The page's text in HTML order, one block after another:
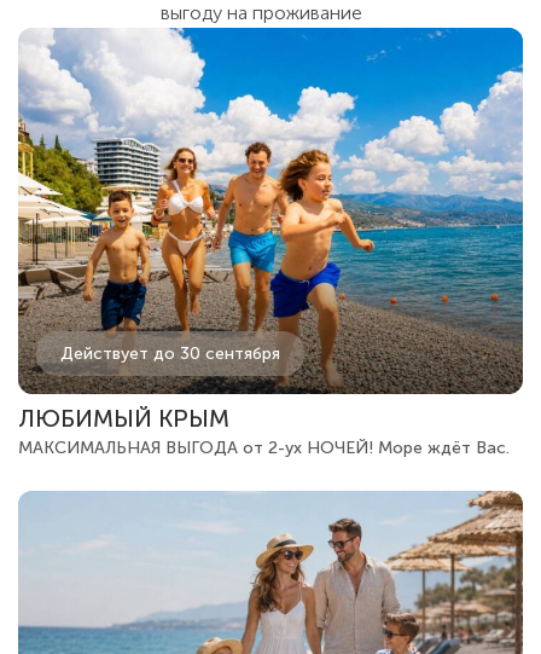
выгоду на проживание
Действует до 30 сентября
ЛЮБИМЫЙ КРЫМ
МАКСИМАЛЬНАЯ ВЫГОДА от 2-ух НОЧЕЙ! Море ждёт Вас.